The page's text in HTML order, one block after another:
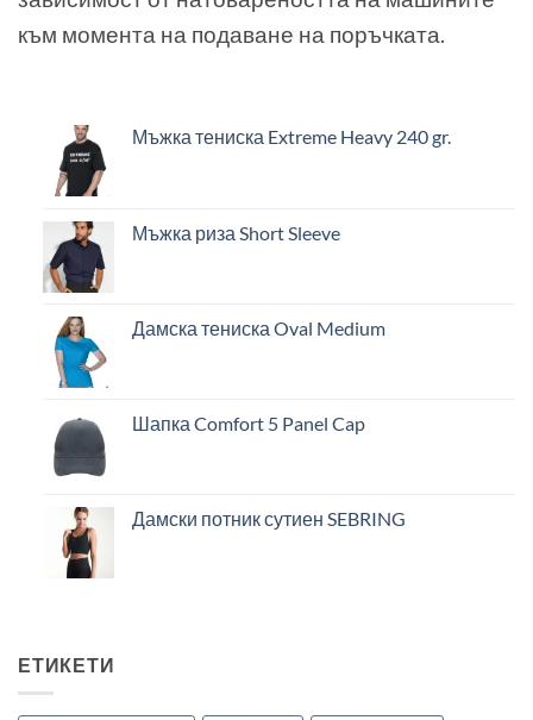
към момента на подаване на поръчката.
Мъжка тениска Extreme Heavy 240 gr.
Мъжка риза Short Sleeve
Дамска тениска Oval Medium
Шапка Comfort 5 Panel Cap
Дамски потник сутиен SEBRING
ЕТИКЕТИ